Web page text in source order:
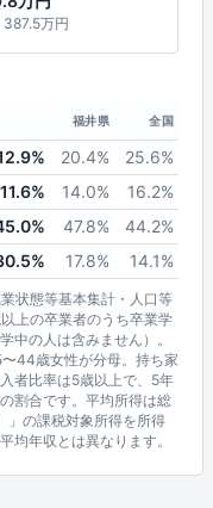
387.5万円
福井県 全国
20.4%
25.6%
11.6% 14.0%
16.2%
47.8%
44.2%
17.8% 14.1%
状態等基本集計・人口等
上の卒業者のうち卒業学
中の人は含みません）。
44歳女性が分母。持ち家
者比率は5歳以上で、5年
割合です。平均所得は総
」の課税対象所得を所得
均年収とは異なります。